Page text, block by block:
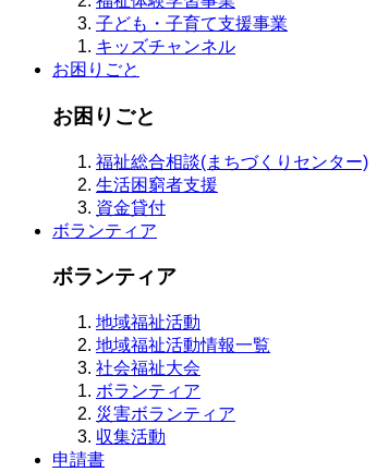
子ども・子育て支援事業
キッズチャンネル
お困りごと
お困りごと
福祉総合相談(まちづくりセンター)
生活困窮者支援
資金貸付
ボランティア
ボランティア
地域福祉活動
地域福祉活動情報一覧
社会福祉大会
ボランティア
災害ボランティア
収集活動
申請書